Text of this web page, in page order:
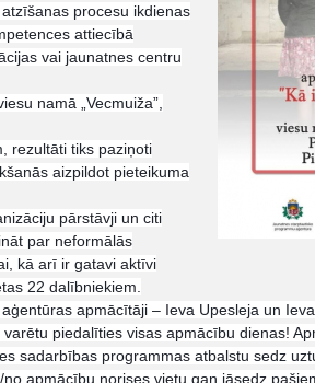
procesu ikdienas
attiecībā
vai jaunatnes centru
namā „Vecmuiža”,
rezultāti tiks paziņoti
aizpildot pieteikuma
pārstāvji un citi
par neformālās
kā arī ir gatavi aktīvi
22 dalībniekiem.
apmācītāji – Ieva Upesleja un
piedalīties visas apmācību dienas!
sadarbības programmas atbalstu sedz
apmācību norises vietu gan jāsedz